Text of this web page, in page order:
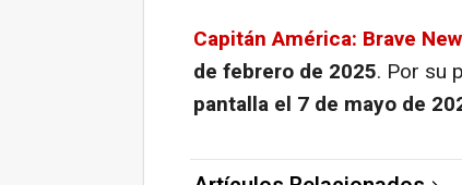
Capitán América: Brave
de febrero de 2025. Por su
pantalla el 7 de mayo de